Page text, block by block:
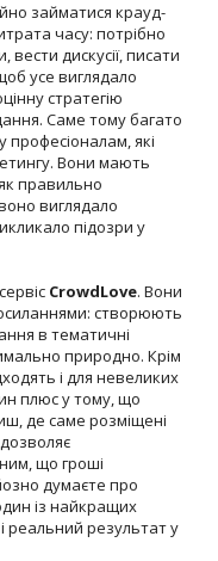
займатися крауд-
часу: потрібно
дискусії, писати
усе виглядало
стратегію
Саме тому багато
професіоналам, які
Вони мають
правильно
виглядало
підозри у
CrowdLove. Вони
створюють
в тематичні
природно. Крім
і для невеликих
плюс у тому, що
де саме розміщені
що гроші
думаєте про
із найкращих
реальний результат у